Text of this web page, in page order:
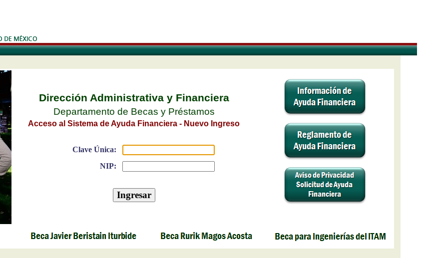
Dirección Administrativa y Financiera
Departamento de Becas y Préstamos
Acceso al Sistema de Ayuda Financiera - Nuevo Ingreso
Clave Única:
NIP: